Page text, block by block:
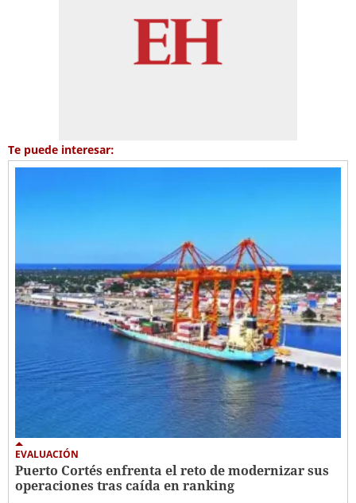
Te puede interesar:
EVALUACIÓN
Puerto Cortés enfrenta el reto de modernizar sus
operaciones tras caída en ranking